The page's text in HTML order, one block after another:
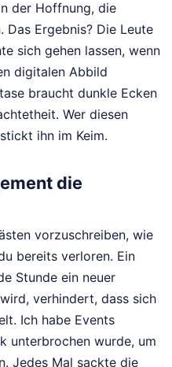
der Hoffnung, die
Ergebnis? Die Leute
sich gehen lassen, wenn
digitalen Abbild
braucht dunkle Ecken
Wer diesen
ihn im Keim.
die
vorzuschreiben, wie
bereits verloren. Ein
Stunde ein neuer
verhindert, dass sich
Ich habe Events
unterbrochen wurde, um
Jedes Mal sackte die